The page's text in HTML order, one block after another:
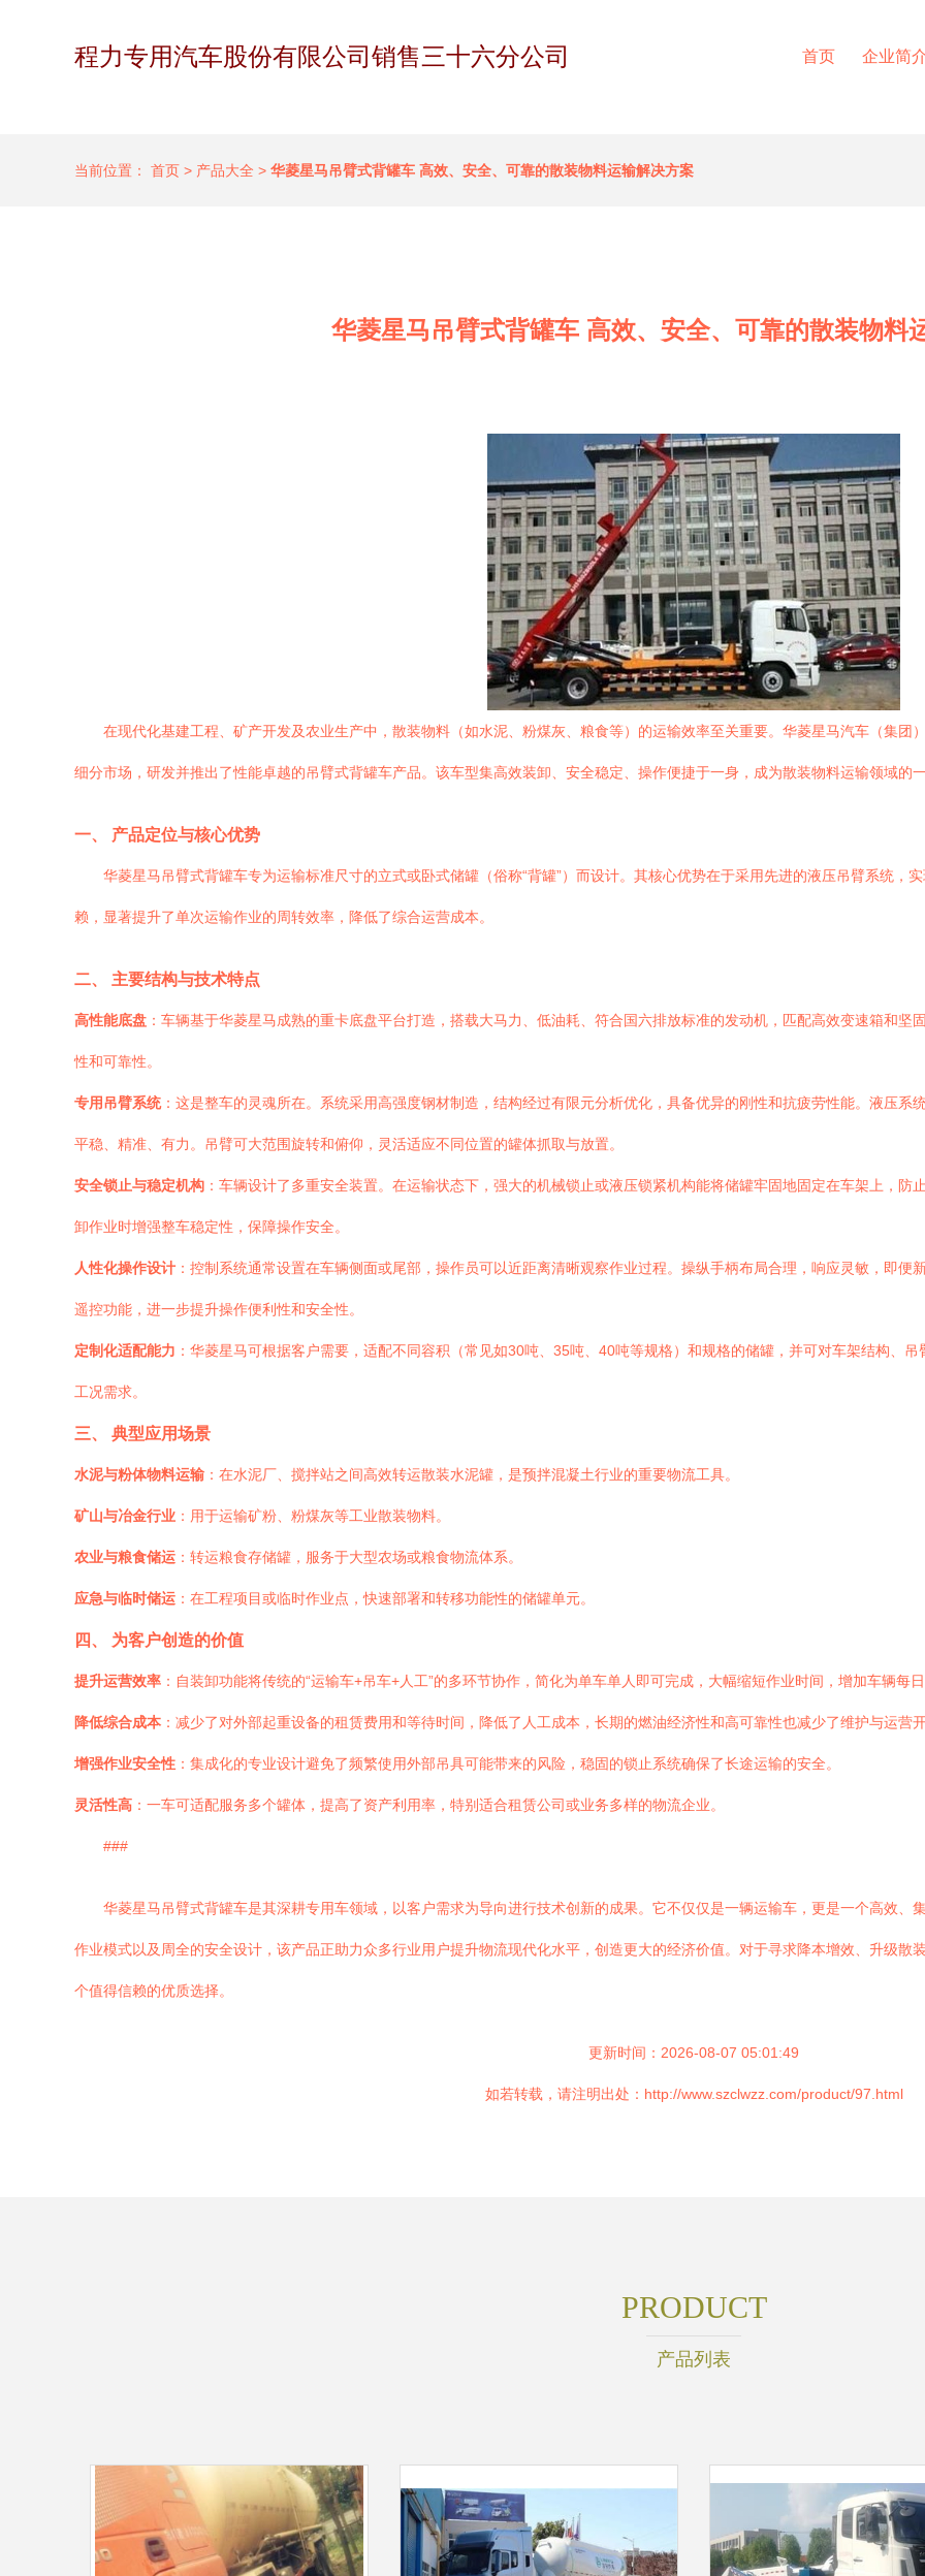
程力专用汽车股份有限公司销售三十六分公司 首页 企业简
当前位置： 首页 > 产品大全 > 华菱星马吊臂式背罐车 高效、安全、可靠的散装物料运输解决方案
华菱星马吊臂式背罐车 高效、安全、可靠的散装物料
在现代化基建工程、矿产开发及农业生产中，散装物料（如水泥、粉煤灰、粮食等）的运输效率至关重要。华菱星马汽车（集团
细分市场，研发并推出了性能卓越的吊臂式背罐车产品。该车型集高效装卸、安全稳定、操作便捷于一身，成为散装物料运输领域的一
一、 产品定位与核心优势
华菱星马吊臂式背罐车专为运输标准尺寸的立式或卧式储罐（俗称“背罐”）而设计。其核心优势在于采用先进的液压吊臂系统，
赖，显著提升了单次运输作业的周转效率，降低了综合运营成本。
二、 主要结构与技术特点
高性能底盘 ：车辆基于华菱星马成熟的重卡底盘平台打造，搭载大马力、低油耗、符合国六排放标准的发动机，匹配高效变速箱和
性和可靠性。
专用吊臂系统：这是整车的灵魂所在。系统采用高强度钢材制造，结构经过有限元分析优化，具备优异的刚性和抗疲劳性能。液压系
平稳、精准、有力。吊臂可大范围旋转和俯仰，灵活适应不同位置的罐体抓取与放置。
安全锁止与稳定机构 ：车辆设计了多重安全装置。在运输状态下，强大的机械锁止或液压锁紧机构能将储罐牢固地固定在车架上，
卸作业时增强整车稳定性，保障操作安全。
人性化操作设计 ：控制系统通常设置在车辆侧面或尾部，操作员可以近距离清晰观察作业过程。操纵手柄布局合理，响应灵敏，即
遥控功能，进一步提升操作便利性和安全性。
定制化适配能力 ：华菱星马可根据客户需要，适配不同容积（常见如30吨、35吨、40吨等规格）和规格的储罐，并可对车架结构、
工况需求。
三、 典型应用场景
水泥与粉体物料运输 ：在水泥厂、搅拌站之间高效转运散装水泥罐，是预拌混凝土行业的重要物流工具。
矿山与冶金行业 ：用于运输矿粉、粉煤灰等工业散装物料。
农业与粮食储运 ：转运粮食存储罐，服务于大型农场或粮食物流体系。
应急与临时储运 ：在工程项目或临时作业点，快速部署和转移功能性的储罐单元。
四、 为客户创造的价值
提升运营效率 ：自装卸功能将传统的“运输车+吊车+人工”的多环节协作，简化为单车单人即可完成，大幅缩短作业时间，增加车辆每日
降低综合成本 ：减少了对外部起重设备的租赁费用和等待时间，降低了人工成本，长期的燃油经济性和高可靠性也减少了维护与运营开
增强作业安全性 ：集成化的专业设计避免了频繁使用外部吊具可能带来的风险，稳固的锁止系统确保了长途运输的安全。
灵活性高 ：一车可适配服务多个罐体，提高了资产利用率，特别适合租赁公司或业务多样的物流企业。
###
华菱星马吊臂式背罐车是其深耕专用车领域，以客户需求为导向进行技术创新的成果。它不仅仅是一辆运输车，更是一个高效、
作业模式以及周全的安全设计，该产品正助力众多行业用户提升物流现代化水平，创造更大的经济价值。对于寻求降本增效、升级散
个值得信赖的优质选择。
更新时间：2026-08-07 05:01:49
如若转载，请注明出处：http://www.szclwzz.com/product/97.html
PRODUCT
产品列表